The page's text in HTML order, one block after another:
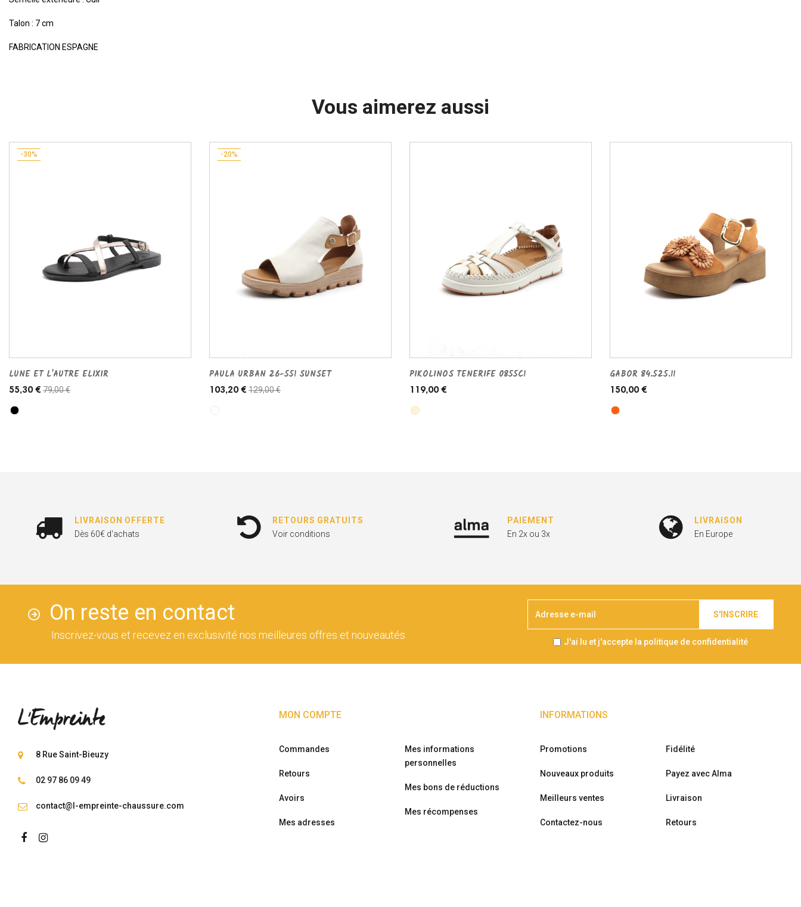
Talon : 7 cm
FABRICATION ESPAGNE
Vous aimerez aussi
-30%
LUNE ET L'AUTRE ELIXIR
55,30 € 79,00 €
-20%
PAULA URBAN 26-551 SUNSET
103,20 € 129,00 €
PIKOLINOS TENERIFE 0855C1
119,00 €
GABOR 84.525.11
150,00 €
LIVRAISON OFFERTE
Dès 60€ d'achats
RETOURS GRATUITS
Voir conditions
PAIEMENT
En 2x ou 3x
LIVRAISON
En Europe
On reste en contact
Inscrivez-vous et recevez en exclusivité nos meilleures offres et nouveautés
S'INSCRIRE
J'ai lu et j'accepte la politique de confidentialité
8 Rue Saint-Bieuzy
02 97 86 09 49
contact@l-empreinte-chaussure.com
MON COMPTE
Commandes
Retours
Avoirs
Mes adresses
Mes informations
personnelles
Mes bons de réductions
Mes récompenses
INFORMATIONS
Promotions
Nouveaux produits
Meilleurs ventes
Contactez-nous
Fidélité
Payez avec Alma
Livraison
Retours